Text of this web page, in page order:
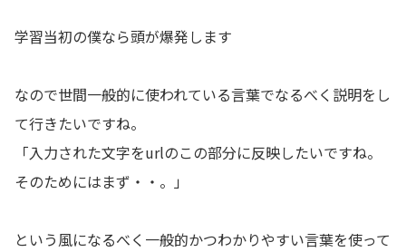
学習当初の僕なら頭が爆発します
なので世間一般的に使われている言葉でなるべく説明をし
て行きたいですね。
「入力された文字をurlのこの部分に反映したいですね。
そのためにはまず・・。」
という風になるべく一般的かつわかりやすい言葉を使って